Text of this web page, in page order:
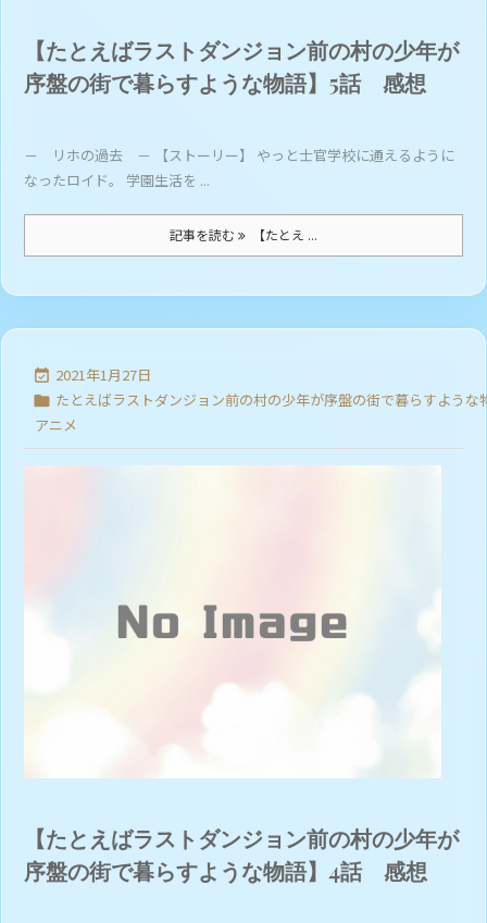
【たとえばラストダンジョン前の村の少年が
序盤の街で暮らすような物語】5話 感想
－ リホの過去 － 【ストーリー】 やっと士官学校に通えるように
なったロイド。 学園生活を ...
記事を読む 【たとえ ...
 2021年1月27日
 たとえばラストダンジョン前の村の少年が序盤の街で暮らすような
アニメ
【たとえばラストダンジョン前の村の少年が
序盤の街で暮らすような物語】4話 感想